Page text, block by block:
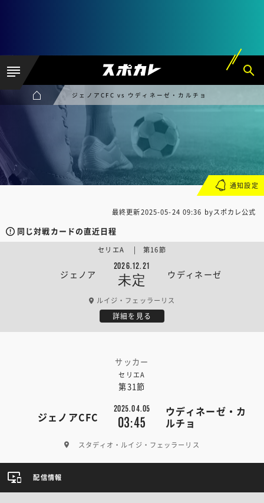
ジェノアCFC vs ウディネーゼ・カルチョ
最終更新2025-05-24 09:36 byスポカレ公式
同じ対戦カードの直近日程
ジェノア
2026.12.21
未定 ウディネーゼ
セリエA | 第16節
ルイジ・フェッラーリス
詳細を見る
サッカー
セリエA
第31節
ジェノアCFC
2025.04.05
03:45
ウディネーゼ・カ
ルチョ
スタディオ・ルイジ・フェッラーリス
通知設定
配信情報